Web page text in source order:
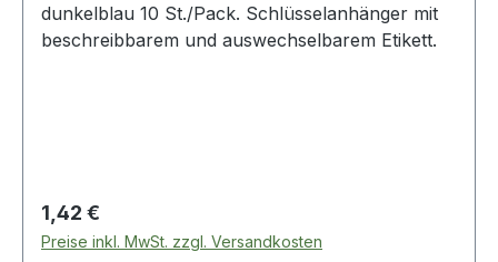
dunkelblau 10 St./Pack. Schlüsselanhänger mit
beschreibbarem und auswechselbarem Etikett.
Regulärer Preis:
1,42 €
Preise inkl. MwSt. zzgl. Versandkosten